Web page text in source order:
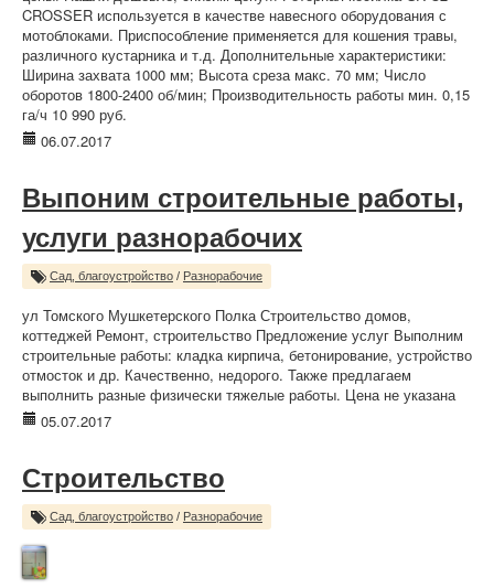
CROSSER используется в качестве навесного оборудования с
мотоблоками. Приспособление применяется для кошения травы,
различного кустарника и т.д. Дополнительные характеристики:
Ширина захвата 1000 мм; Высота среза макс. 70 мм; Число
оборотов 1800-2400 об/мин; Производительность работы мин. 0,15
га/ч 10 990 руб.
06.07.2017
Выпоним строительные работы,
услуги разнорабочих
Сад, благоустройство / Разнорабочие
ул Томского Мушкетерского Полка Строительство домов,
коттеджей Ремонт, строительство Предложение услуг Выполним
строительные работы: кладка кирпича, бетонирование, устройство
отмосток и др. Качественно, недорого. Также предлагаем
выполнить разные физически тяжелые работы. Цена не указана
05.07.2017
Строительство
Сад, благоустройство / Разнорабочие